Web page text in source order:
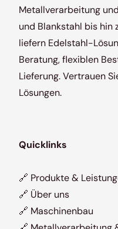
Metallverarbeitung
und Blankstahl bis hin
liefern Edelstahl-
Beratung, flexiblen
Lieferung. Vertrauen
Lösungen.
Quicklinks
🔗 Produkte &
🔗 Über uns
🔗 Maschinenbau